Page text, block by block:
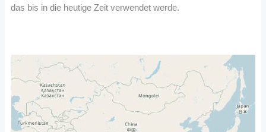
das bis in die heutige Zeit verwendet werde.